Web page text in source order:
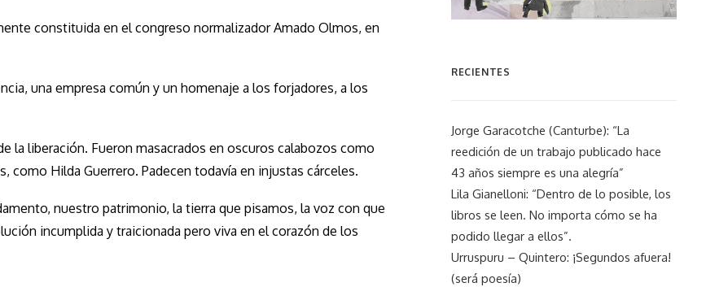
constituida en el congreso normalizador Amado Olmos, en
una empresa común y un homenaje a los forjadores, a los
la liberación. Fueron masacrados en oscuros calabozos como
como Hilda Guerrero. Padecen todavía en injustas cárceles.
nuestro patrimonio, la tierra que pisamos, la voz con que
incumplida y traicionada pero viva en el corazón de los
RECIENTES
Jorge Garacotche (Canturbe): “La
reedición de un trabajo publicado hace
43 años siempre es una alegría”
Lila Gianelloni: “Dentro de lo posible, los
libros se leen. No importa cómo se ha
podido llegar a ellos”.
Urruspuru – Quintero: ¡Segundos afuera!
(será poesía)